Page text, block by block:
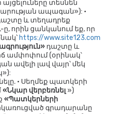
տեսնեն
ապագան»): •
և տեղադրեք
որին ցանկանում եք, որ
https://www.site123.com
դաշտը և
ամփոփում (օրինակ՝
ավելի լավ վայր՝ մեկ
• Սեղմեք պատկերի
«Նկար վերբեռնել »)
«Պատկերների
գրադարանը